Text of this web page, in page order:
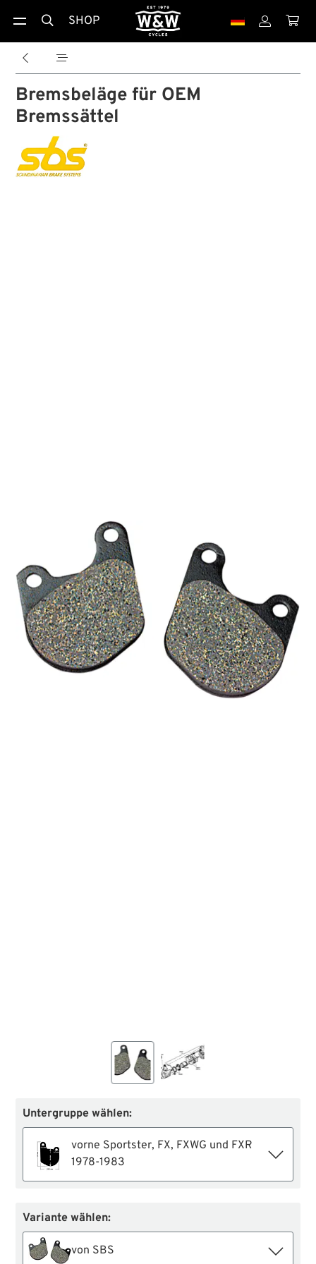
 SHOP  
 
Bremsbeläge für OEM
Bremssättel
Untergruppe wählen:
vorne Sportster, FX, FXWG und FXR
1978-1983
Variante wählen:
von SBS